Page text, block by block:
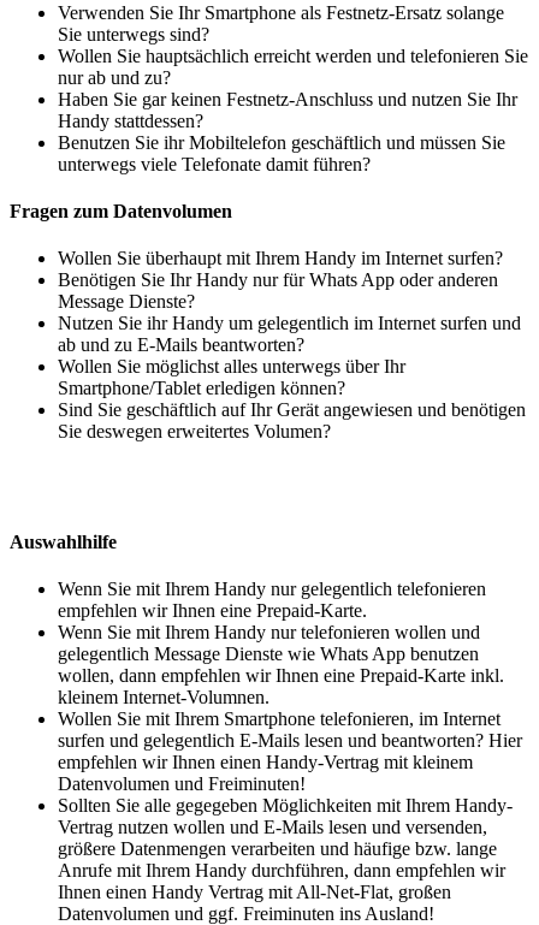
Verwenden Sie Ihr Smartphone als Festnetz-Ersatz solange
Sie unterwegs sind?
Wollen Sie hauptsächlich erreicht werden und telefonieren Sie
nur ab und zu?
Haben Sie gar keinen Festnetz-Anschluss und nutzen Sie Ihr
Handy stattdessen?
Benutzen Sie ihr Mobiltelefon geschäftlich und müssen Sie
unterwegs viele Telefonate damit führen?
Fragen zum Datenvolumen
Wollen Sie überhaupt mit Ihrem Handy im Internet surfen?
Benötigen Sie Ihr Handy nur für Whats App oder anderen
Message Dienste?
Nutzen Sie ihr Handy um gelegentlich im Internet surfen und
ab und zu E-Mails beantworten?
Wollen Sie möglichst alles unterwegs über Ihr
Smartphone/Tablet erledigen können?
Sind Sie geschäftlich auf Ihr Gerät angewiesen und benötigen
Sie deswegen erweitertes Volumen?
Auswahlhilfe
Wenn Sie mit Ihrem Handy nur gelegentlich telefonieren
empfehlen wir Ihnen eine Prepaid-Karte.
Wenn Sie mit Ihrem Handy nur telefonieren wollen und
gelegentlich Message Dienste wie Whats App benutzen
wollen, dann empfehlen wir Ihnen eine Prepaid-Karte inkl.
kleinem Internet-Volumnen.
Wollen Sie mit Ihrem Smartphone telefonieren, im Internet
surfen und gelegentlich E-Mails lesen und beantworten? Hier
empfehlen wir Ihnen einen Handy-Vertrag mit kleinem
Datenvolumen und Freiminuten!
Sollten Sie alle gegegeben Möglichkeiten mit Ihrem Handy-
Vertrag nutzen wollen und E-Mails lesen und versenden,
größere Datenmengen verarbeiten und häufige bzw. lange
Anrufe mit Ihrem Handy durchführen, dann empfehlen wir
Ihnen einen Handy Vertrag mit All-Net-Flat, großen
Datenvolumen und ggf. Freiminuten ins Ausland!